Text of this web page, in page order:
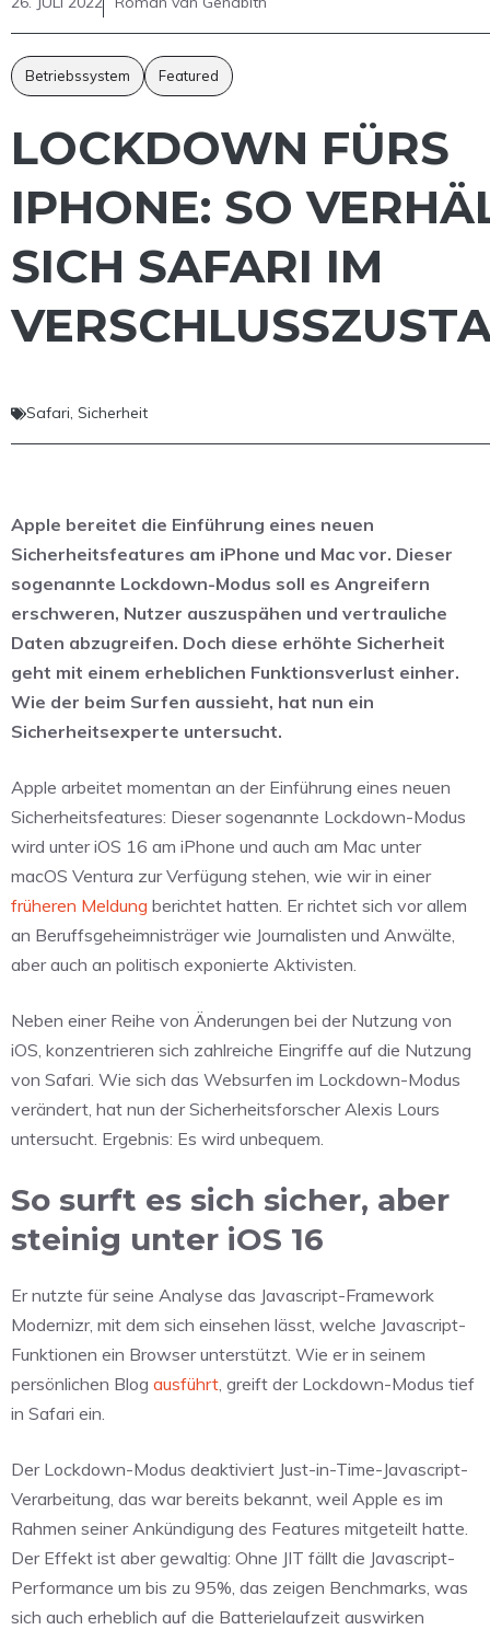
Betriebssystem Featured
LOCKDOWN FÜRS
IPHONE: SO
SICH SAFARI IM
Safari, Sicherheit
Apple bereitet die Einführung eines neuen
Sicherheitsfeatures am iPhone und Mac vor. Dieser
sogenannte Lockdown-Modus soll es Angreifern
erschweren, Nutzer auszuspähen und vertrauliche
Daten abzugreifen. Doch diese erhöhte Sicherheit
geht mit einem erheblichen Funktionsverlust einher.
Wie der beim Surfen aussieht, hat nun ein
Sicherheitsexperte untersucht.
Apple arbeitet momentan an der Einführung eines neuen
Sicherheitsfeatures: Dieser sogenannte Lockdown-Modus
wird unter iOS 16 am iPhone und auch am Mac unter
macOS Ventura zur Verfügung stehen, wie wir in einer
früheren Meldung berichtet hatten. Er richtet sich vor allem
an Beruffsgeheimnisträger wie Journalisten und Anwälte,
aber auch an politisch exponierte Aktivisten.
Neben einer Reihe von Änderungen bei der Nutzung von
iOS, konzentrieren sich zahlreiche Eingriffe auf die Nutzung
von Safari. Wie sich das Websurfen im Lockdown-Modus
verändert, hat nun der Sicherheitsforscher Alexis Lours
untersucht. Ergebnis: Es wird unbequem.
So surft es sich sicher, aber
steinig unter iOS 16
Er nutzte für seine Analyse das Javascript-Framework
Modernizr, mit dem sich einsehen lässt, welche Javascript-
Funktionen ein Browser unterstützt. Wie er in seinem
persönlichen Blog ausführt, greift der Lockdown-Modus tief
in Safari ein.
Der Lockdown-Modus deaktiviert Just-in-Time-Javascript-
Verarbeitung, das war bereits bekannt, weil Apple es im
Rahmen seiner Ankündigung des Features mitgeteilt hatte.
Der Effekt ist aber gewaltig: Ohne JIT fällt die Javascript-
Performance um bis zu 95%, das zeigen Benchmarks, was
sich auch erheblich auf die Batterielaufzeit auswirken